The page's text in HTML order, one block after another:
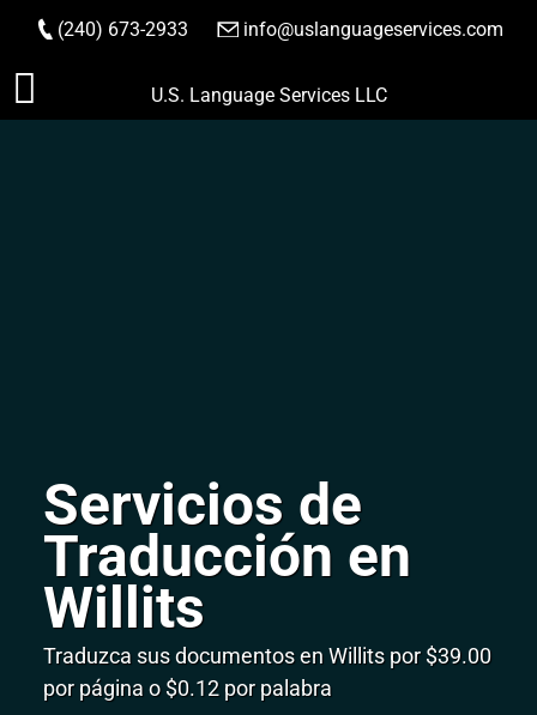
Saltar
(240) 673-2933 info@uslanguageservices.com
HACER PEDIDO
U.S. Language Services LLC
Servicios de
Traducción en
Willits
Traduzca sus documentos en Willits por $39.00
por página o $0.12 por palabra